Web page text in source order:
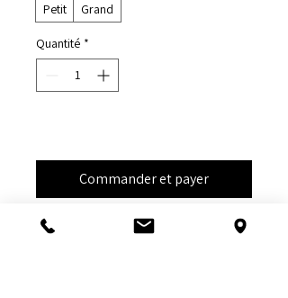
Petit
Grand
Quantité *
Commander et payer
Description d'article. Saisissez ici les